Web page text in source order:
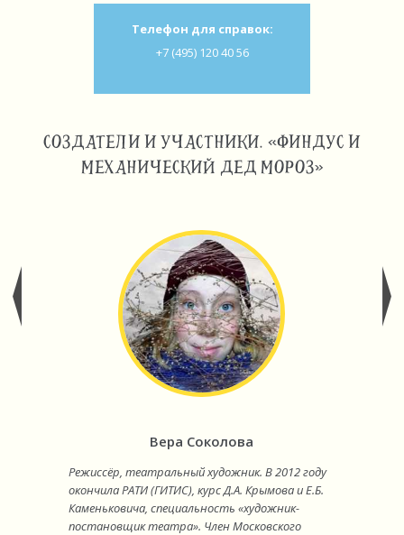
Телефон для справок:
+7 (495) 120 40 56
СОЗДАТЕЛИ И УЧАСТНИКИ. «ФИНДУС И
МЕХАНИЧЕСКИЙ ДЕД МОРОЗ»
Вера Соколова
Режиссёр, театральный художник. В 2012 году
окончила РАТИ (ГИТИС), курс Д.А. Крымова и Е.Б.
Каменьковича, специальность «художник-
постановщик театра». Член Московского